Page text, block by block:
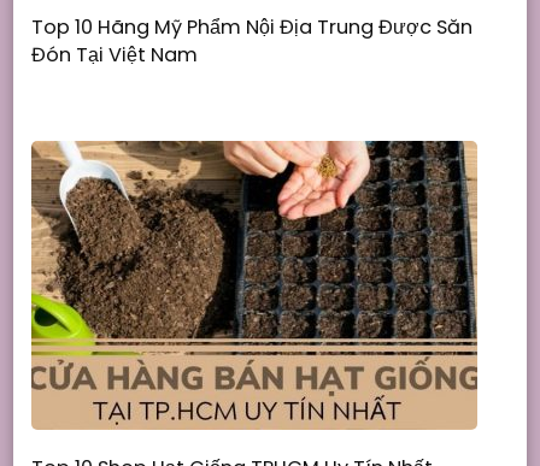
Top 10 Hãng Mỹ Phẩm Nội Địa Trung Được Săn
Đón Tại Việt Nam